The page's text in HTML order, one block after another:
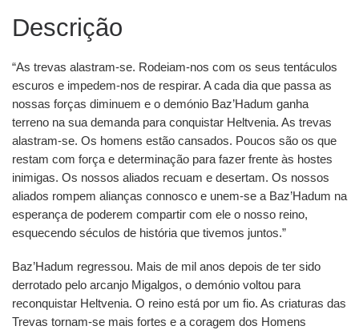
Descrição
“As trevas alastram-se. Rodeiam-nos com os seus tentáculos
escuros e impedem-nos de respirar. A cada dia que passa as
nossas forças diminuem e o demónio Baz’Hadum ganha
terreno na sua demanda para conquistar Heltvenia. As trevas
alastram-se. Os homens estão cansados. Poucos são os que
restam com força e determinação para fazer frente às hostes
inimigas. Os nossos aliados recuam e desertam. Os nossos
aliados rompem alianças connosco e unem-se a Baz’Hadum na
esperança de poderem compartir com ele o nosso reino,
esquecendo séculos de história que tivemos juntos.”
Baz’Hadum regressou. Mais de mil anos depois de ter sido
derrotado pelo arcanjo Migalgos, o demónio voltou para
reconquistar Heltvenia. O reino está por um fio. As criaturas das
Trevas tornam-se mais fortes e a coragem dos Homens